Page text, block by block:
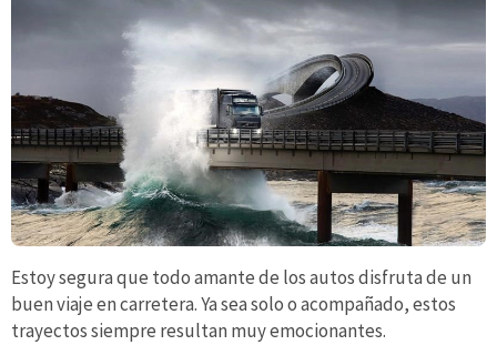
Estoy segura que todo amante de los autos disfruta de un
buen viaje en carretera. Ya sea solo o acompañado, estos
trayectos siempre resultan muy emocionantes.